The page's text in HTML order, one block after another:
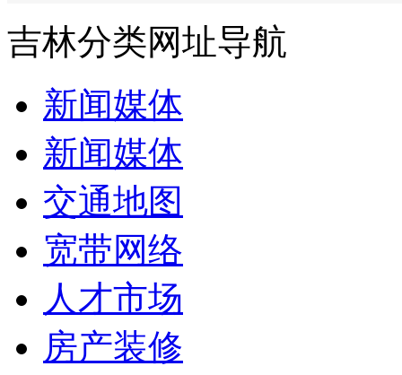
吉林分类网址导航
新闻媒体
新闻媒体
交通地图
宽带网络
人才市场
房产装修